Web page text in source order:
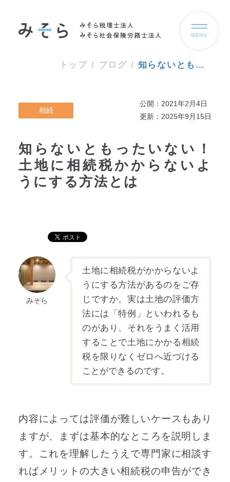
MENU
トップ / ブログ / 知らないともったいない！土地に相続税かからないようにする方法とは
相続
公開：2021年2月4日
更新：2025年9月15日
知らないともったいない！
土地に相続税かからないよ
うにする方法とは
みそら
土地に相続税がかからないよ
うにする方法があるのをご存
じですか。実は土地の評価方
法には「特例」といわれるも
のがあり、それをうまく活用
することで土地にかかる相続
税を限りなくゼロへ近づける
ことができるのです。
内容によっては評価が難しいケースもあり
ますが、まずは基本的なところを説明しま
す。これを理解したうえで専門家に相談す
ればメリットの大きい相続税の申告ができ